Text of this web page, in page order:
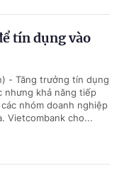
tín dụng vào
- Tăng trưởng tín dụng
nhưng khả năng tiếp
nhóm doanh nghiệp
Vietcombank cho...